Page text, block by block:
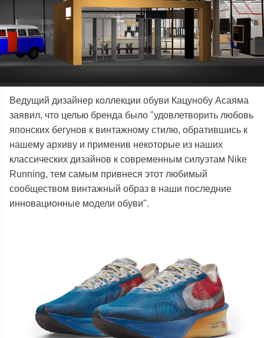
Ведущий дизайнер коллекции обуви Кацунобу Асаяма
заявил, что целью бренда было "удовлетворить любовь
японских бегунов к винтажному стилю, обратившись к
нашему архиву и применив некоторые из наших
классических дизайнов к современным силуэтам Nike
Running, тем самым привнеся этот любимый
сообществом винтажный образ в наши последние
инновационные модели обуви".